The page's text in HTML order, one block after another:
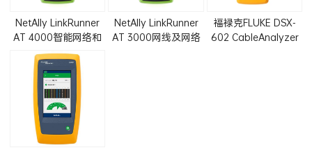
NetAlly LinkRunner
AT 4000智能网络和
网线测试仪LRAT-
4000
NetAlly LinkRunner
AT 3000网线及网络
福禄克FLUKE DSX-
602 CableAnalyzer